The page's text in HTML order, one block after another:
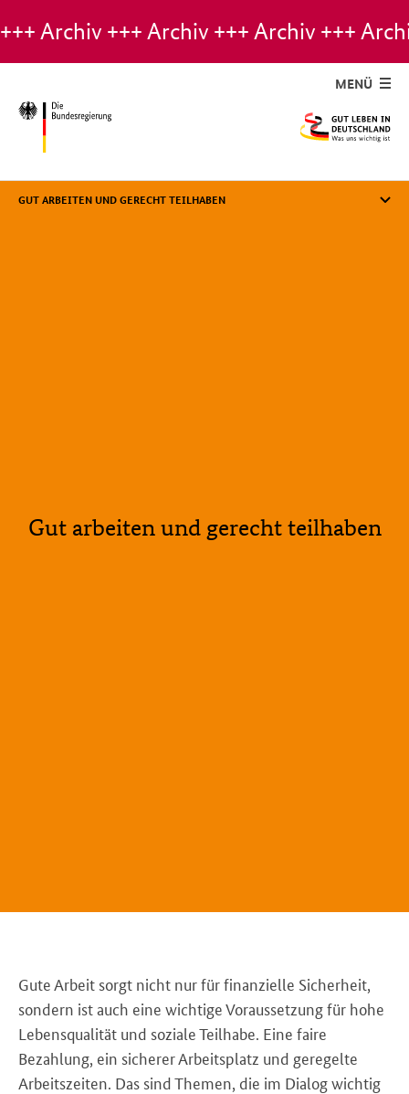
Archiv-
Seite
MENÜ
GUT ARBEITEN UND GERECHT TEILHABEN
Gut arbeiten und gerecht teilhaben
Gute Arbeit sorgt nicht nur für finanzielle Sicherheit,
sondern ist auch eine wichtige Voraussetzung für hohe
Lebensqualität und soziale Teilhabe. Eine faire
Bezahlung, ein sicherer Arbeitsplatz und geregelte
Arbeitszeiten. Das sind Themen, die im Dialog wichtig